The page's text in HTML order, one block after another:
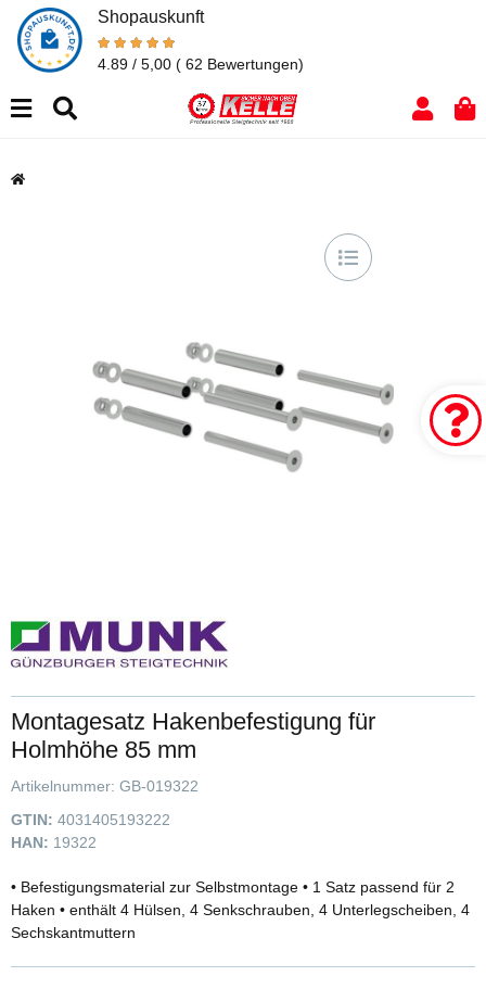
Shopauskunft
4.89 / 5,00 ( 62 Bewertungen)
Montagesatz Hakenbefestigung für
Holmhöhe 85 mm
Artikelnummer: GB-019322
GTIN: 4031405193222
HAN: 19322
• Befestigungsmaterial zur Selbstmontage • 1 Satz passend für 2
Haken • enthält 4 Hülsen, 4 Senkschrauben, 4 Unterlegscheiben, 4
Sechskantmuttern